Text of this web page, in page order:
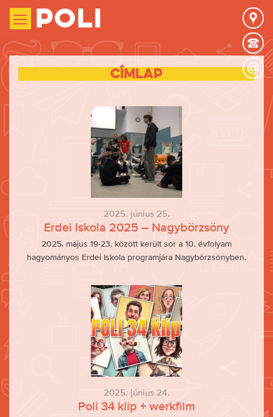
Poli
Címlap
2025. június 25.
Erdei Iskola 2025 – Nagybörzsöny
2025. május 19-23. között került sor a 10. évfolyam
hagyományos Erdei Iskola programjára Nagybörzsönyben.
2025. június 24.
Poli 34 klip + werkfilm